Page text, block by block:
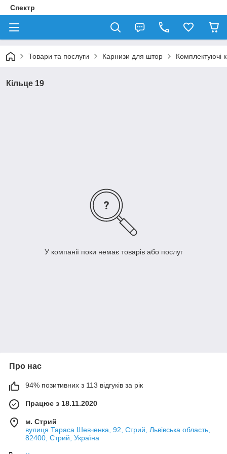
Спектр
Товари та послуги Карнизи для штор Комплектуючі
Кільце 19
У компанії поки немає товарів або послуг
Про нас
94% позитивних з 113 відгуків за рік
Працює з 18.11.2020
м. Стрий
вулиця Тараса Шевченка, 92, Стрий, Львівська область,
82400, Стрий, Україна